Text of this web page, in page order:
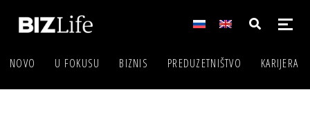
NOVO U FOKUSU BIZNIS PREDUZETNIŠTVO KARIJERA